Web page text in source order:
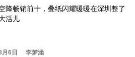
降畅销前十，叠纸闪耀暖暖在深圳整了
活儿
月6日 李梦涵